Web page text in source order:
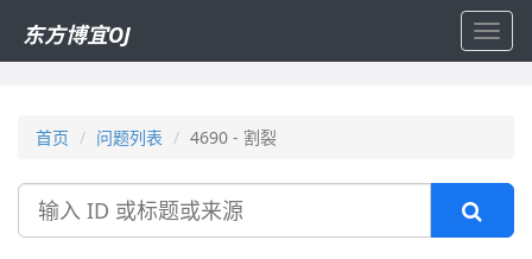
东方博宜OJ
首页 问题列表 4690 - 割裂
搜